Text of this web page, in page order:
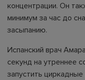
концентрации. Он
минимум за час до
засыпанию.
Испанский врач
секунд на утреннее
запустить